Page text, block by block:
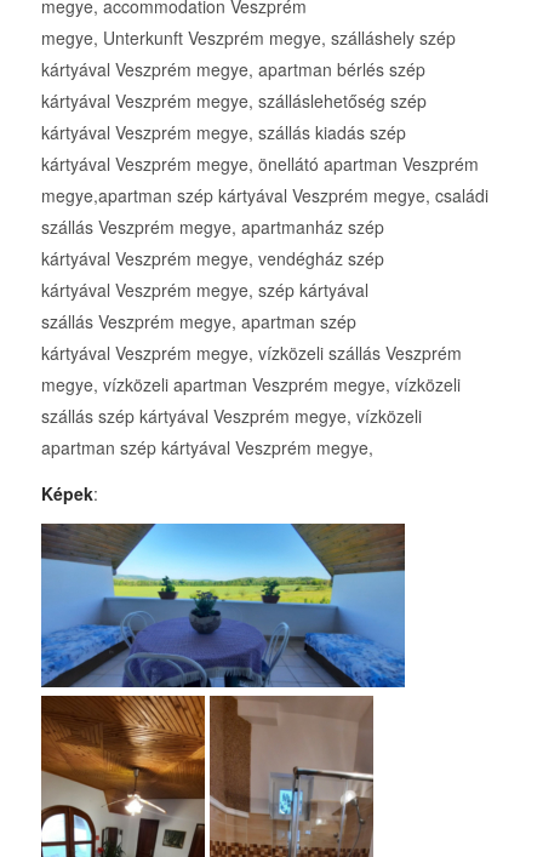
megye, accommodation Veszprém
megye, Unterkunft Veszprém megye, szálláshely szép
kártyával Veszprém megye, apartman bérlés szép
kártyával Veszprém megye, szálláslehetőség szép
kártyával Veszprém megye, szállás kiadás szép
kártyával Veszprém megye, önellátó apartman Veszprém
megye,apartman szép kártyával Veszprém megye, családi
szállás Veszprém megye, apartmanház szép
kártyával Veszprém megye, vendégház szép
kártyával Veszprém megye, szép kártyával
szállás Veszprém megye, apartman szép
kártyával Veszprém megye, vízközeli szállás Veszprém
megye, vízközeli apartman Veszprém megye, vízközeli
szállás szép kártyával Veszprém megye, vízközeli
apartman szép kártyával Veszprém megye,
Képek: